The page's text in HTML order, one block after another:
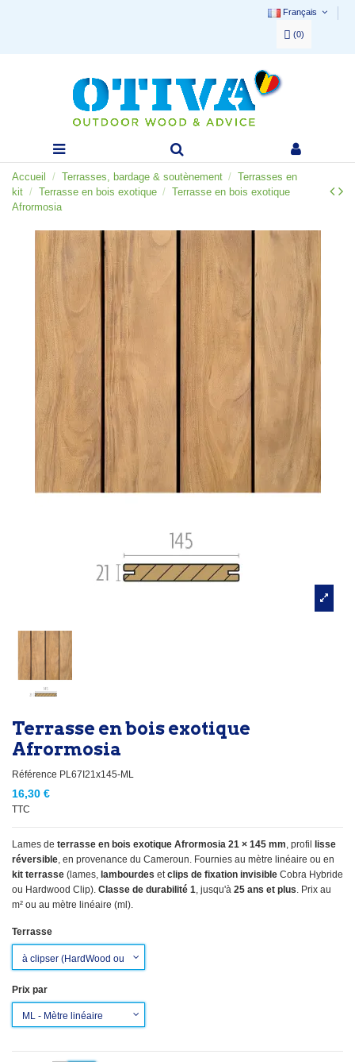
Français
(0)
Accueil Terrasses, bardage & soutènement
Terrasses en
kit
Terrasse en bois exotique
Terrasse en bois exotique
Afrormosia
Terrasse en bois exotique
Afrormosia
Référence PL67I21x145-ML
16,30 €
TTC
Lames de terrasse en bois exotique Afrormosia 21 × 145 mm, profil lisse
réversible, en provenance du Cameroun. Fournies au mètre linéaire ou en
kit terrasse (lames, lambourdes etclips de fixation invisible Cobra Hybride
ou Hardwood Clip). Classe de durabilité 1, jusqu'à 25 ans et plus. Prix au
m² ou au mètre linéaire (ml).
Terrasse
Prix par